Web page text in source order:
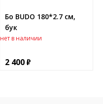
Бо BUDO 180*2.7 см,
бук
нет в наличии
2 400